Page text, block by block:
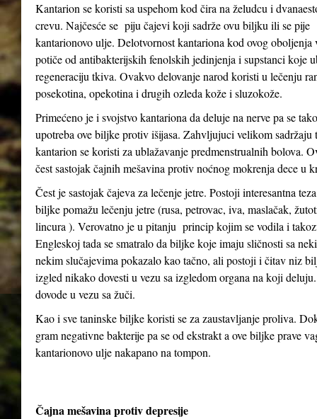
Kantarion se koristi sa uspehom kod čira na želudcu i
crevu. Najčesće se piju čajevi koji sadrže ovu biljku ili se pije
kantarionovo ulje. Delotvornost kantariona kod ovog oboljenja
potiče od antibakterijskih fenolskih jedinjenja i supstanci koje
regeneraciju tkiva. Ovakvo delovanje narod koristi u lečenju
posekotina, opekotina i drugih ozleda kože i sluzokože.
Primećeno je i svojstvo kantariona da deluje na nerve pa se
upotreba ove biljke protiv išijasa. Zahvljujuci velikom sadržaju
kantarion se koristi za ublažavanje predmenstrualnih bolova.
čest sastojak čajnih mešavina protiv noćnog mokrenja dece u
Čest je sastojak čajeva za lečenje jetre. Postoji interesantna
biljke pomažu lečenju jetre (rusa, petrovac, iva, maslačak,
lincura ). Verovatno je u pitanju princip kojim se vodila i
Engleskoj tada se smatralo da biljke koje imaju sličnosti sa
nekim slučajevima pokazalo kao tačno, ali postoji i čitav niz
izgled nikako dovesti u vezu sa izgledom organa na koji
dovode u vezu sa žuči.
Kao i sve taninske biljke koristi se za zaustavljanje proliva.
gram negativne bakterije pa se od ekstrakt a ove biljke prave
kantarionovo ulje nakapano na tompon.
Čajna mešavina protiv depresije